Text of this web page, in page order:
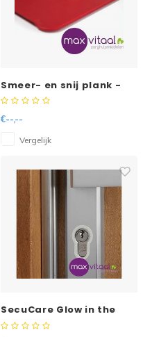
Smeer- en snij plank -
€--,--
Vergelijk
SecuCare Glow in the
dark stickers